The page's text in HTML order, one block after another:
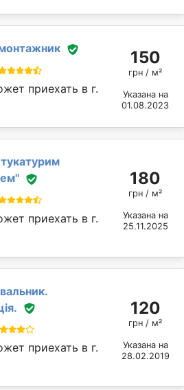
приехать в г.
150
грн / м²
Указана на
01.08.2023
приехать в г.
180
грн / м²
Указана на
25.11.2025
приехать в г.
120
грн / м²
Указана на
28.02.2019